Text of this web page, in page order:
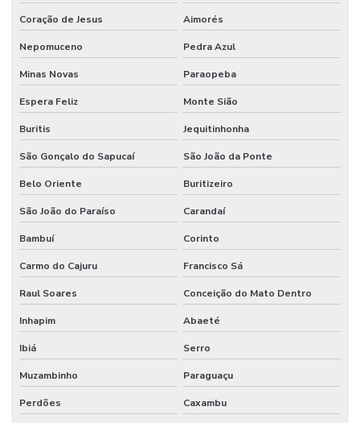
Coração de Jesus Aimorés
Nepomuceno Pedra Azul
Minas Novas Paraopeba
Espera Feliz Monte Sião
Buritis Jequitinhonha
São Gonçalo do Sapucaí São João da Ponte
Belo Oriente Buritizeiro
São João do Paraíso Carandaí
Bambuí Corinto
Carmo do Cajuru Francisco Sá
Raul Soares Conceição do Mato Dentro
Inhapim Abaeté
Ibiá Serro
Muzambinho Paraguaçu
Perdões Caxambu